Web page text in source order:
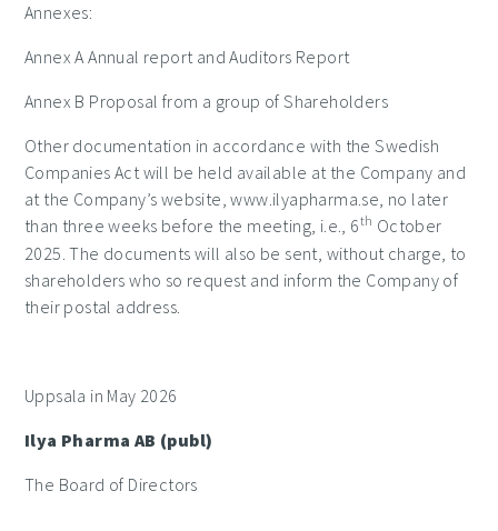
Annexes:
Annex A Annual report and Auditors Report
Annex B Proposal from a group of Shareholders
Other documentation in accordance with the Swedish
Companies Act will be held available at the Company and
at the Company’s website, www.ilyapharma.se, no later
than three weeks before the meeting, i.e., 6th October
2025. The documents will also be sent, without charge, to
shareholders who so request and inform the Company of
their postal address.
Uppsala in May 2026
Ilya Pharma AB (publ)
The Board of Directors